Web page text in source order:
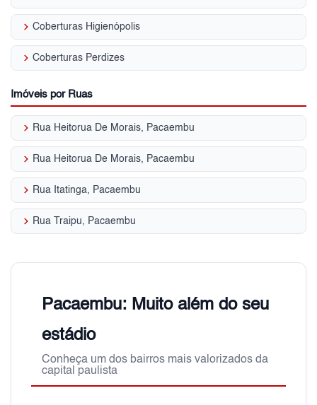
keyboard_arrow_right Coberturas Higienópolis
keyboard_arrow_right Coberturas Perdizes
Imóveis por Ruas
keyboard_arrow_right Rua Heitorua De Morais, Pacaembu
keyboard_arrow_right Rua Heitorua De Morais, Pacaembu
keyboard_arrow_right Rua Itatinga, Pacaembu
keyboard_arrow_right Rua Traipu, Pacaembu
Pacaembu: Muito além do seu
estádio
Conheça um dos bairros mais valorizados da
capital paulista